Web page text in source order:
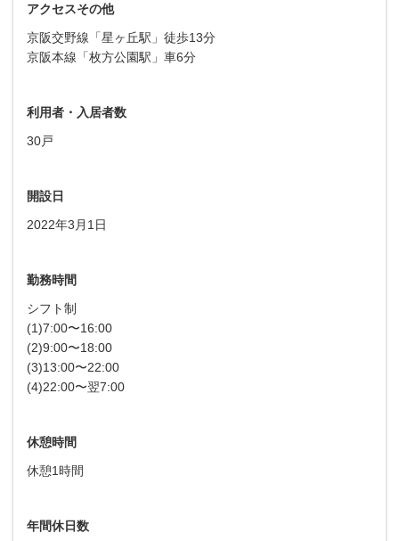
アクセスその他
京阪交野線「星ヶ丘駅」徒歩13分
京阪本線「枚方公園駅」車6分
利用者・入居者数
30戸
開設日
2022年3月1日
勤務時間
シフト制
(1)7:00〜16:00
(2)9:00〜18:00
(3)13:00〜22:00
(4)22:00〜翌7:00
休憩時間
休憩1時間
年間休日数